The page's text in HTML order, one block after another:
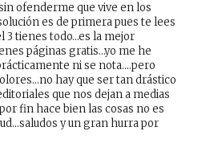
ofenderme que vive en los
es de primera pues te lees
3 tienes todo…es la mejor
páginas gratis…yo me he
ni se nota….pero
hay que ser tan drástico
que nos dejan a medias
fin hace bien las cosas no es
y un gran hurra por